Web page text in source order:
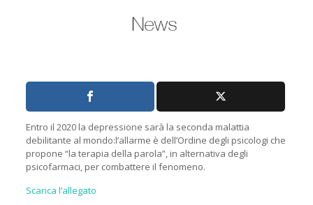
Entro il 2020 la depressione sarà la seconda malattia
debilitante al mondo:l’allarme è dell’Ordine degli psicologi che
propone “la terapia della parola”, in alternativa degli
psicofarmaci, per combattere il fenomeno.
Scarica l’allegato